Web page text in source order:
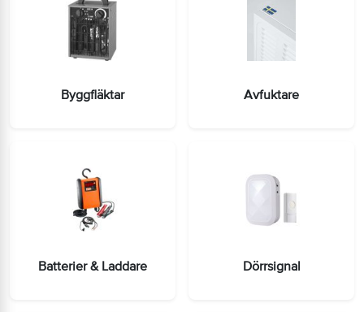
Byggfläktar Avfuktare
Batterier & Laddare Dörrsignal